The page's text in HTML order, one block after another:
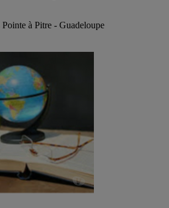
Pointe à Pitre - Guadeloupe